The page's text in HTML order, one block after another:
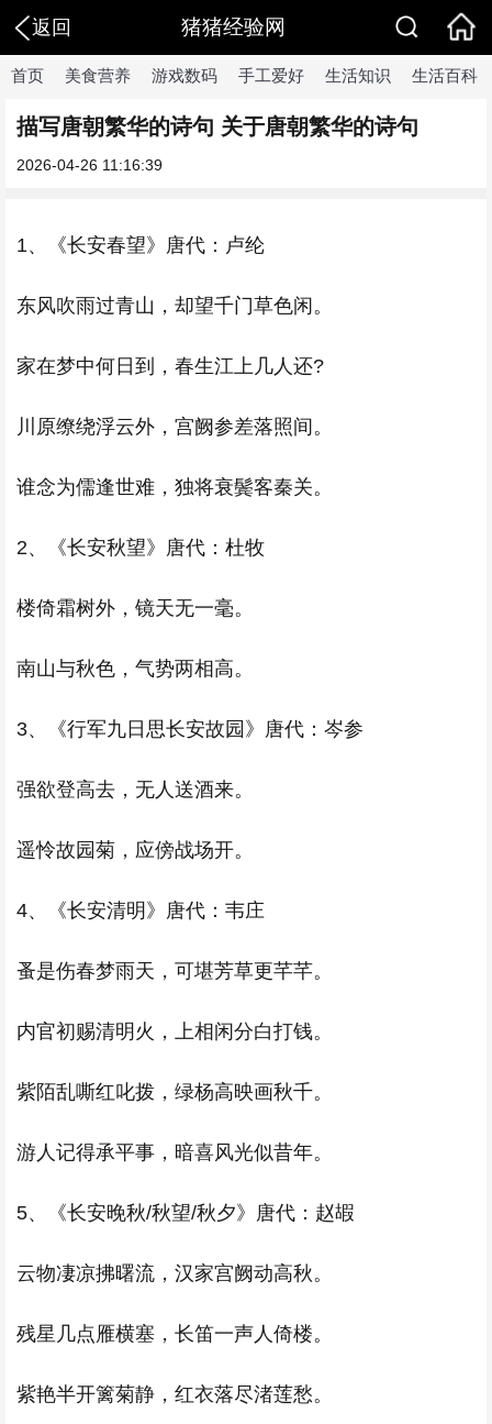
返回 猪猪经验网
首页 美食营养 游戏数码 手工爱好 生活知识 生活百科
描写唐朝繁华的诗句 关于唐朝繁华的诗句
2026-04-26 11:16:39
1、《长安春望》唐代：卢纶
东风吹雨过青山，却望千门草色闲。
家在梦中何日到，春生江上几人还?
川原缭绕浮云外，宫阙参差落照间。
谁念为儒逢世难，独将衰鬓客秦关。
2、《长安秋望》唐代：杜牧
楼倚霜树外，镜天无一毫。
南山与秋色，气势两相高。
3、《行军九日思长安故园》唐代：岑参
强欲登高去，无人送酒来。
遥怜故园菊，应傍战场开。
4、《长安清明》唐代：韦庄
蚤是伤春梦雨天，可堪芳草更芊芊。
内官初赐清明火，上相闲分白打钱。
紫陌乱嘶红叱拨，绿杨高映画秋千。
游人记得承平事，暗喜风光似昔年。
5、《长安晚秋/秋望/秋夕》唐代：赵嘏
云物凄凉拂曙流，汉家宫阙动高秋。
残星几点雁横塞，长笛一声人倚楼。
紫艳半开篱菊静，红衣落尽渚莲愁。